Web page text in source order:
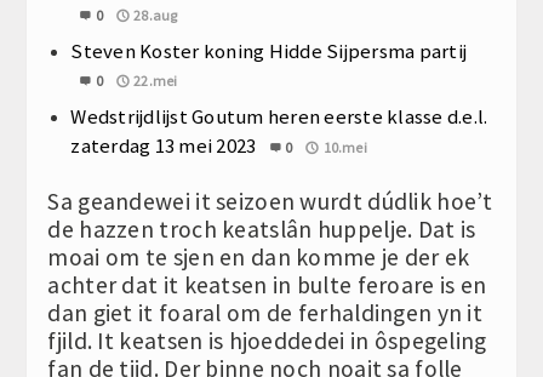
0 28.aug
Steven Koster koning Hidde Sijpersma partij
0 22.mei
Wedstrijdlijst Goutum heren eerste klasse d.e.l.
zaterdag 13 mei 2023
0 10.mei
Sa geandewei it seizoen wurdt dúdlik hoe’t
de hazzen troch keatslân huppelje. Dat is
moai om te sjen en dan komme je der ek
achter dat it keatsen in bulte feroare is en
dan giet it foaral om de ferhaldingen yn it
fjild. It keatsen is hjoeddedei in ôspegeling
fan de tiid. Der binne noch noait sa folle